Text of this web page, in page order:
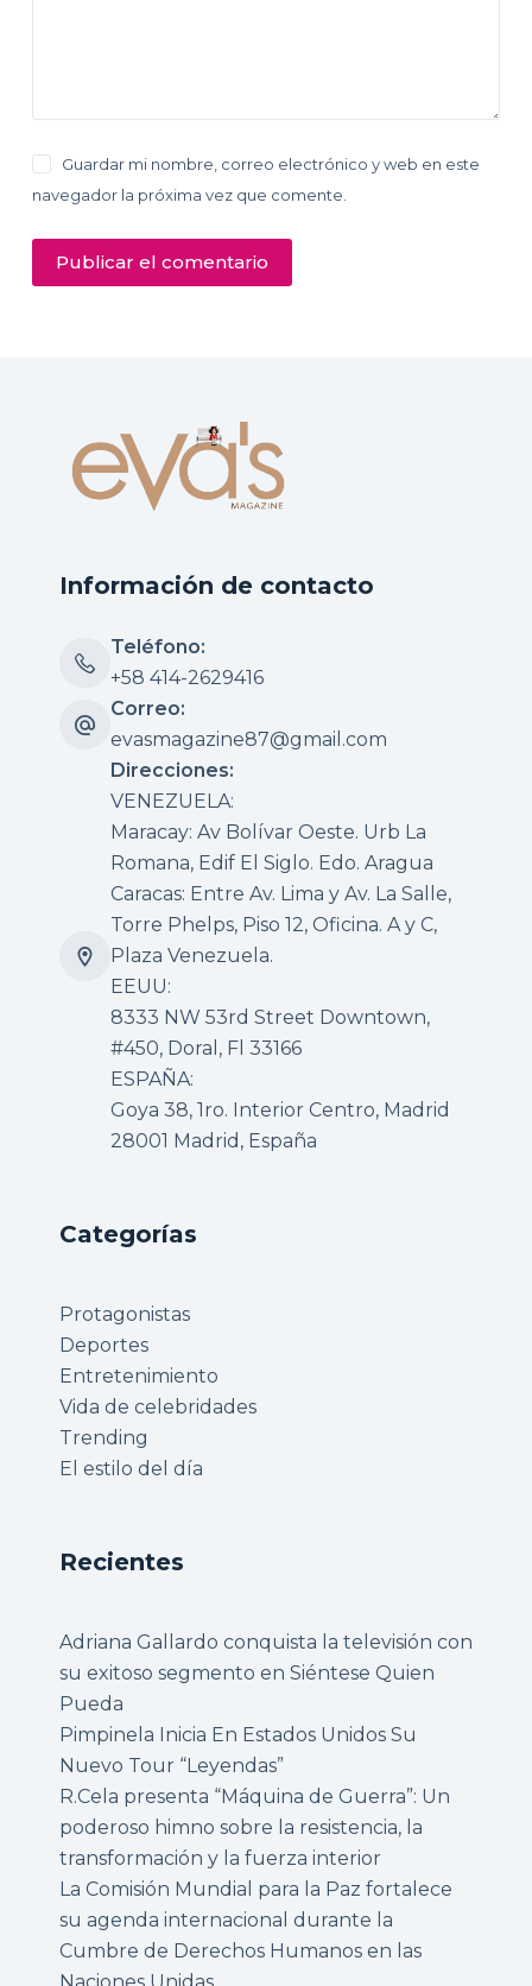
Guardar mi nombre, correo electrónico y web en este
navegador la próxima vez que comente.
Publicar el comentario
Información de contacto
Teléfono:
+58 414-2629416
Correo:
evasmagazine87@gmail.com
Direcciones:
VENEZUELA:
Maracay: Av Bolívar Oeste. Urb La
Romana, Edif El Siglo. Edo. Aragua
Caracas: Entre Av. Lima y Av. La Salle,
Torre Phelps, Piso 12, Oficina. A y C,
Plaza Venezuela.
EEUU:
8333 NW 53rd Street Downtown,
#450, Doral, Fl 33166
ESPAÑA:
Goya 38, 1ro. Interior Centro, Madrid
28001 Madrid, España
Categorías
Protagonistas
Deportes
Entretenimiento
Vida de celebridades
Trending
El estilo del día
Recientes
Adriana Gallardo conquista la televisión con
su exitoso segmento en Siéntese Quien
Pueda
Pimpinela Inicia En Estados Unidos Su
Nuevo Tour “Leyendas”
R.Cela presenta “Máquina de Guerra”: Un
poderoso himno sobre la resistencia, la
transformación y la fuerza interior
La Comisión Mundial para la Paz fortalece
su agenda internacional durante la
Cumbre de Derechos Humanos en las